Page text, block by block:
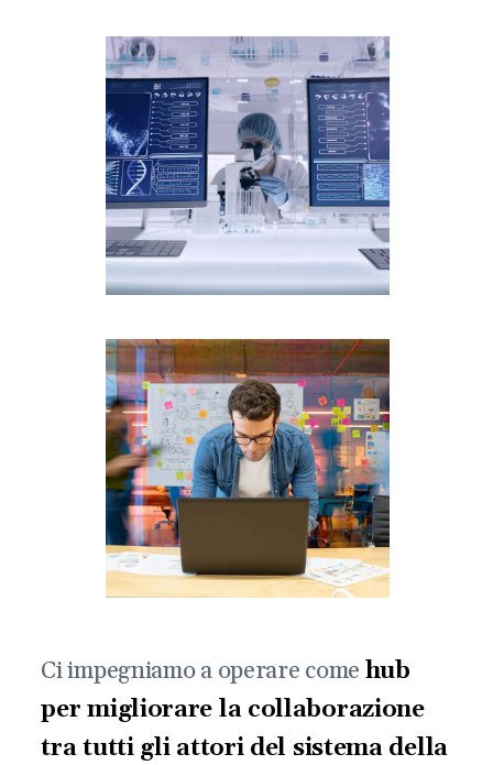
Ci impegniamo a operare come hub
per migliorare la collaborazione
tra tutti gli attori del sistema della